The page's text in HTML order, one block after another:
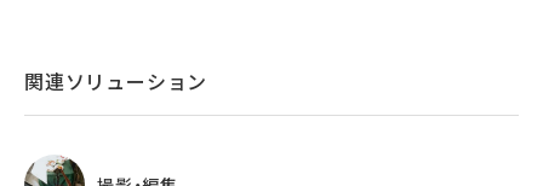
関連ソリューション